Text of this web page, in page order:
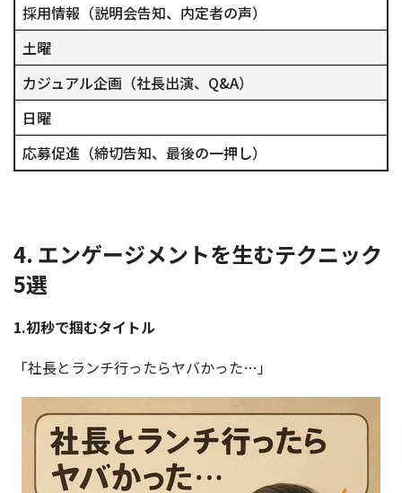
採用情報（説明会告知、内定者の声）
土曜
カジュアル企画（社長出演、Q&A）
日曜
応募促進（締切告知、最後の一押し）
4. エンゲージメントを生むテクニック
5選
1.初秒で掴むタイトル
「社長とランチ行ったらヤバかった…」